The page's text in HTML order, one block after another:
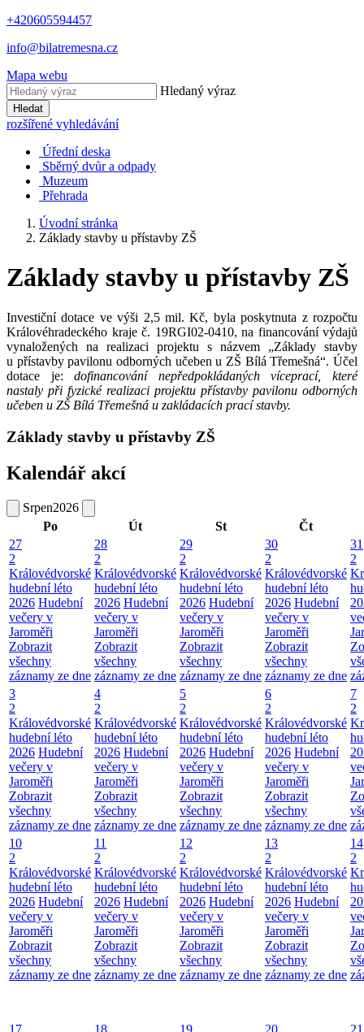
+420605594457
info@bilatremesna.cz
Mapa webu
Hledaný výraz
Hledat
rozšířené vyhledávání
Úřední deska
Sběrný dvůr a odpady
Muzeum
Přehrada
Úvodní stránka
Základy stavby u přístavby ZŠ
Základy stavby u přístavby ZŠ
Investiční dotace ve výši 2,5 mil. Kč, byla poskytnuta z rozpočtu
Královéhradeckého kraje č. 19RGI02-0410, na financování výdajů
vynaložených na realizaci projektu s názvem „Základy stavby
u přístavby pavilonu odborných učeben u ZŠ Bílá Třemešná“. Účel
dotace je:dofinancování nepředpokládaných víceprací, které
nastaly při fyzické realizaci projektu přístavby pavilonu odborných
učeben u ZŠ Bílá Třemešná u zakládacích prací stavby.
Základy stavby u přístavby ZŠ
Kalendář akcí
Srpen2026
Po
Út St
Čt
27
2
Královédvorské
hudební léto
2026 Hudební
večery v
Jaroměři
Zobrazit
všechny
záznamy ze dne
28
2
Královédvorské
hudební léto
2026 Hudební
večery v
Jaroměři
Zobrazit
všechny
záznamy ze dne
29
2
Královédvorské
hudební léto
2026 Hudební
večery v
Jaroměři
Zobrazit
všechny
záznamy ze dne
30
2
Královédvorské
hudební léto
2026 Hudební
večery v
Jaroměři
Zobrazit
všechny
záznamy ze dne
31
2
3
2
Královédvorské
hudební léto
2026 Hudební
večery v
Jaroměři
Zobrazit
všechny
záznamy ze dne
4
2
Královédvorské
hudební léto
2026 Hudební
večery v
Jaroměři
Zobrazit
všechny
záznamy ze dne
5
2
Královédvorské
hudební léto
2026 Hudební
večery v
Jaroměři
Zobrazit
všechny
záznamy ze dne
6
2
Královédvorské
hudební léto
2026 Hudební
večery v
Jaroměři
Zobrazit
všechny
záznamy ze dne
7
2
10
2
Královédvorské
hudební léto
2026 Hudební
večery v
Jaroměři
Zobrazit
všechny
záznamy ze dne
11
2
Královédvorské
hudební léto
2026 Hudební
večery v
Jaroměři
Zobrazit
všechny
záznamy ze dne
12
2
Královédvorské
hudební léto
2026 Hudební
večery v
Jaroměři
Zobrazit
všechny
záznamy ze dne
13
2
Královédvorské
hudební léto
2026 Hudební
večery v
Jaroměři
Zobrazit
všechny
záznamy ze dne
14
2